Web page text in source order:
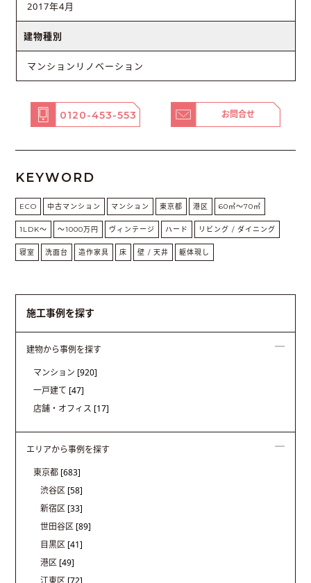
2017年4月
建物種別
マンションリノベーション
0120-453-553 お問合せ
KEYWORD
ECO 中古マンション マンション 東京都 港区 60㎡〜70㎡
1LDK〜 〜1000万円 ヴィンテージ ハード リビング / ダイニング
寝室 洗面台 造作家具 床 壁 / 天井 躯体現し
施工事例を探す
建物から事例を探す
マンション [920]
一戸建て [47]
店舗・オフィス [17]
エリアから事例を探す
東京都 [683]
渋谷区 [58]
新宿区 [33]
世田谷区 [89]
目黒区 [41]
港区 [49]
江東区 [72]